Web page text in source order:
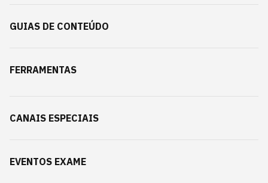
GUIAS DE CONTEÚDO
FERRAMENTAS
CANAIS ESPECIAIS
EVENTOS EXAME